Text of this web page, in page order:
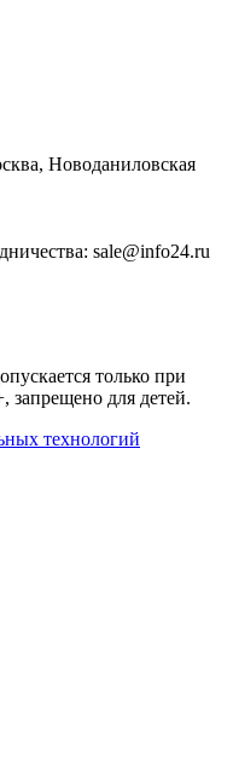
Новоданиловская
sale@info24.ru
только при
для детей.
технологий